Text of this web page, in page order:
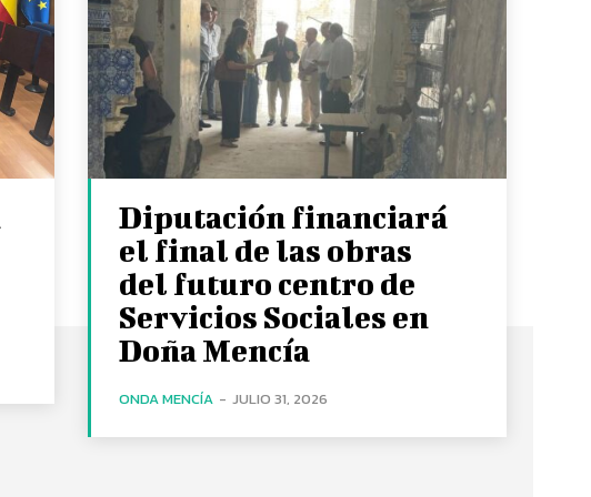
Diputación financiará
el final de las obras
del futuro centro de
Servicios Sociales en
Doña Mencía
ONDA MENCÍA - JULIO 31, 2026